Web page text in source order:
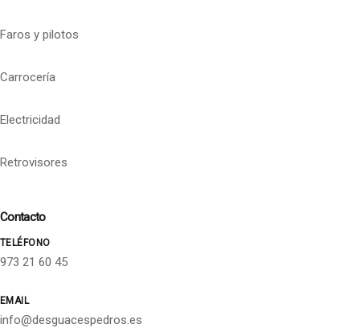
Faros y pilotos
Carrocería
Electricidad
Retrovisores
Contacto
TELÉFONO
973 21 60 45
EMAIL
info@desguacespedros.es